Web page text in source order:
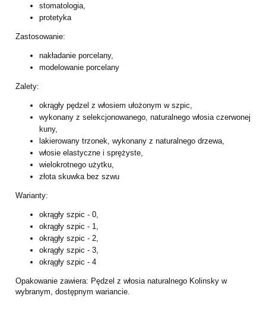
stomatologia,
protetyka
Zastosowanie:
nakładanie porcelany,
modelowanie porcelany
Zalety:
okrągły pędzel z włosiem ułożonym w szpic,
wykonany z selekcjonowanego, naturalnego włosia czerwonej
kuny,
lakierowany trzonek, wykonany z naturalnego drzewa,
włosie elastyczne i sprężyste,
wielokrotnego użytku,
złota skuwka bez szwu
Warianty:
okrągły szpic - 0,
okrągły szpic - 1,
okrągły szpic - 2,
okrągły szpic - 3,
okrągły szpic - 4
Opakowanie zawiera: Pędzel z włosia naturalnego Kolinsky w
wybranym, dostępnym wariancie.